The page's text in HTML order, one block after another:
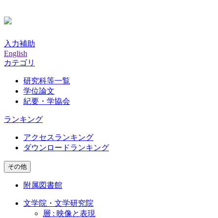
入力補助
English
カテゴリ
研究科等一覧
学位論文
紀要・学協会
ランキング
アクセスランキング
ダウンロードランキング
その他
附属図書館
文学院・文学研究院
層 : 映像と表現